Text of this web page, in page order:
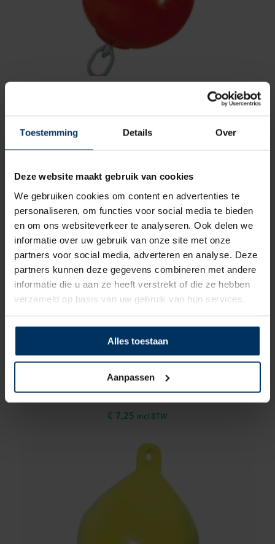
Toestemming Details Over
Deze website maakt gebruik van cookies
We gebruiken cookies om content en advertenties te
personaliseren, om functies voor social media te bieden
en om ons websiteverkeer te analyseren. Ook delen we
informatie over uw gebruik van onze site met onze
partners voor social media, adverteren en analyse. Deze
partners kunnen deze gegevens combineren met andere
informatie die u aan ze heeft verstrekt of die ze hebben
verzameld op basis van uw gebruik van hun services.
Alles toestaan
Aanpassen
Ankerboei met stang 400 x 750 mm,
Ankerboei oranje Ø15 x 21 cm
Merk: Majoni
€ 7,25 incl BTW